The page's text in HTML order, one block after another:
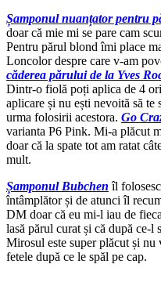
Șamponul nuanțator pentru
doar că mie mi se pare cam
Pentru părul blond îmi place
Loncolor despre care v-am
căderea părului de la Yves
Dintr-o fiolă poți aplica de 4
aplicare și nu ești nevoită să
urma folosirii acestora. Go
varianta P6 Pink. Mi-a plăcut
doar că la spate tot am ratat
mult.
Șamponul Bubchen îl
întâmplător și de atunci îl
DM doar că eu mi-l iau de
lasă părul curat și că după ce-l
Mirosul este super plăcut și
fetele după ce le spăl pe cap.